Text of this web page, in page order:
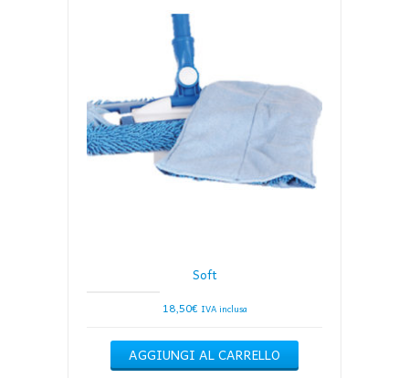
Soft
18,50€ IVA inclusa
AGGIUNGI AL CARRELLO